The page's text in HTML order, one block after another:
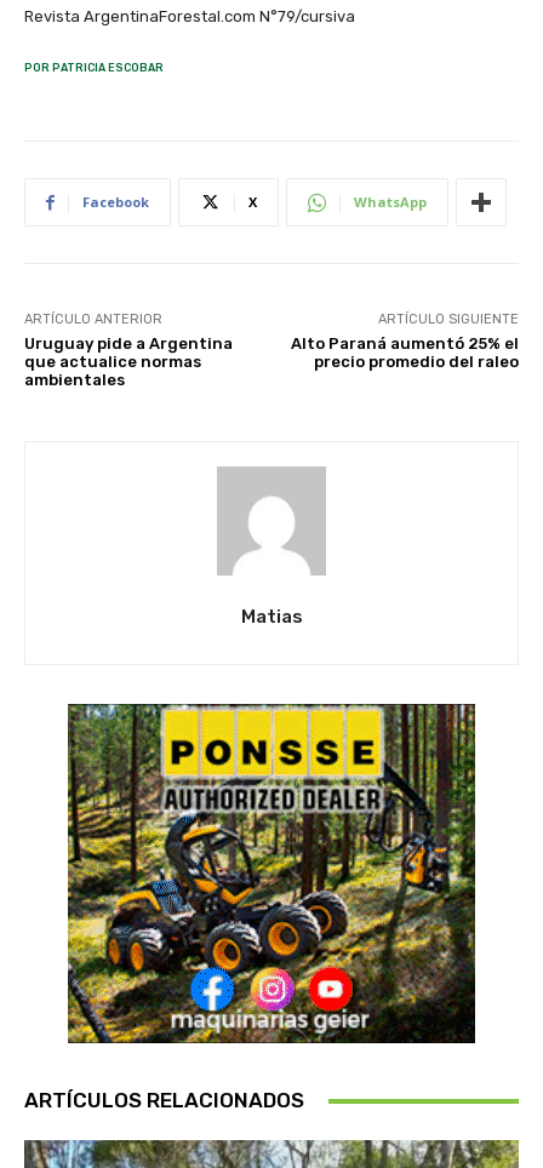
Revista ArgentinaForestal.com N°79/cursiva
POR PATRICIA ESCOBAR
Facebook X WhatsApp
ARTÍCULO ANTERIOR
Uruguay pide a Argentina
que actualice normas
ambientales
ARTÍCULO SIGUIENTE
Alto Paraná aumentó 25% el
precio promedio del raleo
Matias
ARTÍCULOS RELACIONADOS